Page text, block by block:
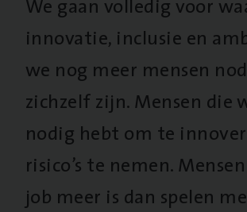
innovatie, inclusie en
we nog meer mensen
zichzelf zijn. Mensen
nodig hebt om te
risico’s te nemen.
job meer is dan spelen